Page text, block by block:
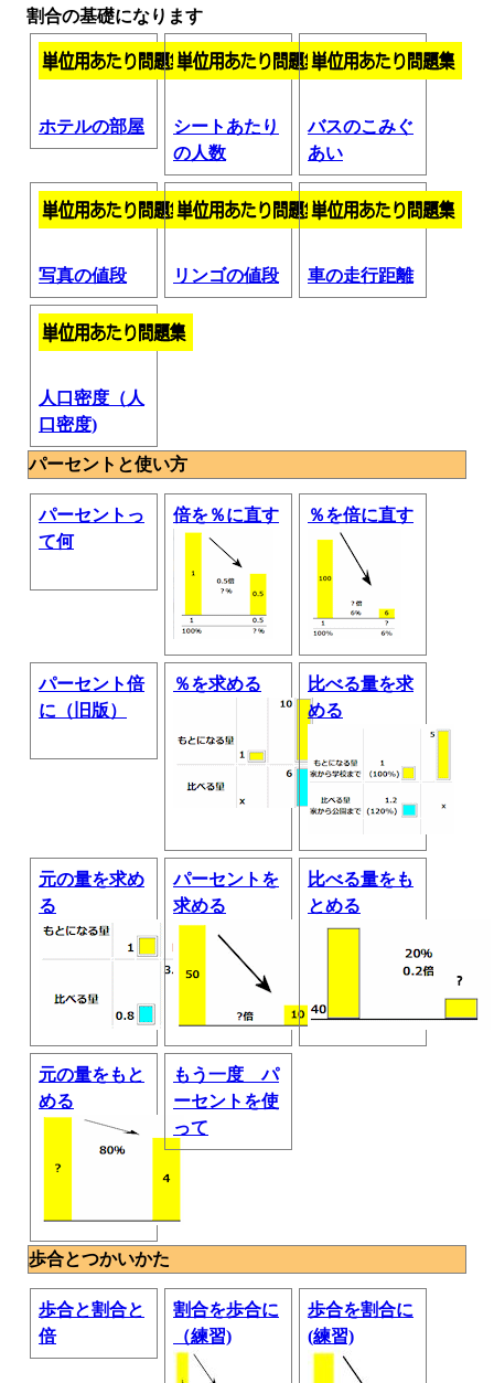
割合の基礎になります
ホテルの部屋
シートあたり
の人数
バスのこみぐ
あい
写真の値段 リンゴの値段 車の走行距離
人口密度（人
口密度)
パーセントと使い方
パーセントっ
て何
倍を％に直す ％を倍に直す
パーセント倍
に（旧版）
％を求める
比べる量を求
める
元の量を求め
る
パーセントを
求める
比べる量をも
とめる
元の量をもと
める
もう一度 パ
ーセントを使
って
歩合とつかいかた
歩合と割合と
倍
割合を歩合に
（練習)
歩合を割合に
(練習)